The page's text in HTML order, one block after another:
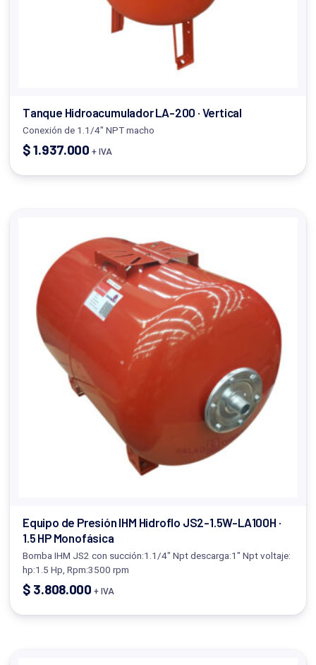
Tanque Hidroacumulador LA-200 · Vertical
Conexión de 1.1/4" NPT macho
$1.937.000 + IVA
Equipo de Presión IHM Hidroflo JS2-1.5W-LA100H ·
1.5 HP Monofásica
Bomba IHM JS2 con succión:1.1/4" Npt descarga:1" Npt voltaje:
hp:1.5 Hp, Rpm:3500 rpm
$ 3.808.000 + IVA